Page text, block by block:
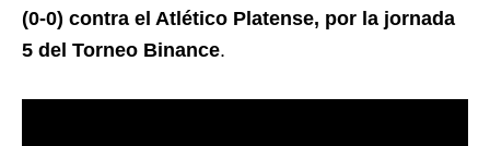
(0-0) contra el Atlético Platense, por la jornada
5 del Torneo Binance.